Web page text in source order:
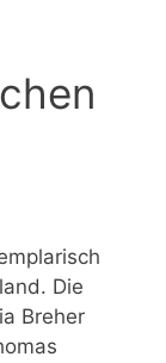
Die
Breher